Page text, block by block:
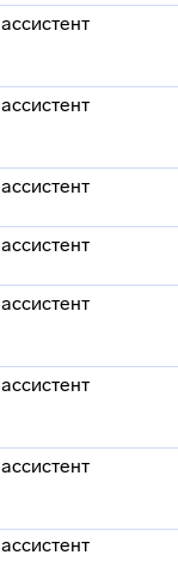
ассистент
ассистент
ассистент
ассистент
ассистент
ассистент
ассистент
ассистент